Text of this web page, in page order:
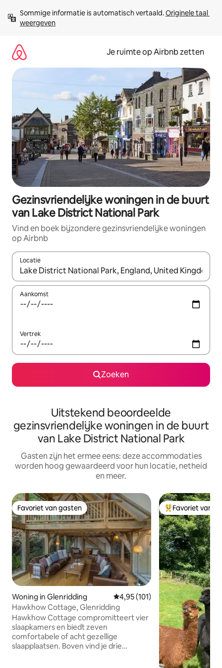
direct
naar
Sommige informatie is automatisch vertaald. Originele taal
weergeven
Je ruimte op Airbnb zetten
Gezinsvriendelijke woningen in de buurt
van Lake District National Park
Vind en boek bijzondere gezinsvriendelijke woningen
op Airbnb
Locatie
Wanneer er suggesties beschikbaar zijn, maak je een keuze
Aankomst
Vertrek
Zoeken
Uitstekend beoordeelde
gezinsvriendelijke woningen in de buurt
van Lake District National Park
Gasten zijn het ermee eens: deze accommodaties
worden hoog gewaardeerd voor hun locatie, netheid
en meer.
Favoriet van gasten
Favoriet van gasten
Woning in Glenridding Gemiddelde beoordeling van
4,95 (101)
Hawkhow Cottage, Glenridding
Hawkhow Cottage compromitteert vier
slaapkamers en biedt zeven
comfortabele of acht gezellige
slaapplaatsen. Boven vind je drie
Topfavoriet van
Favoriet van